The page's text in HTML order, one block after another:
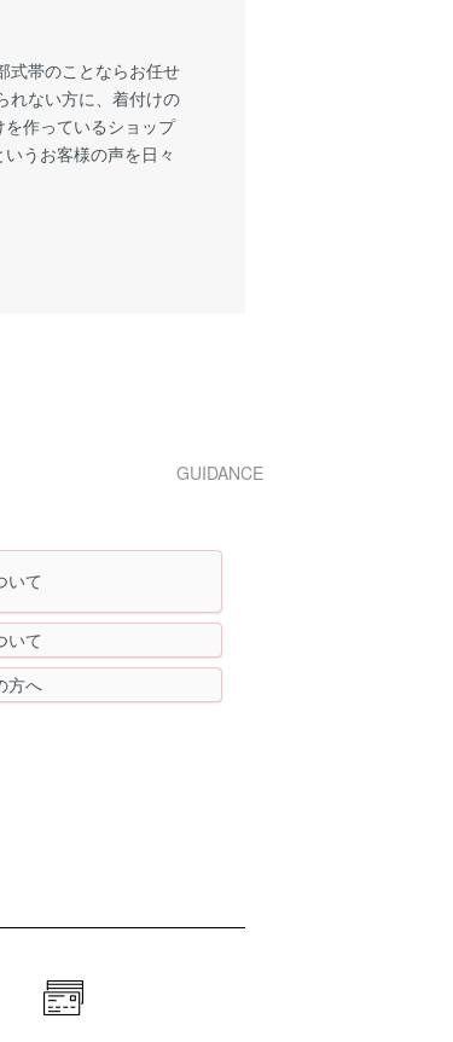
式帯のことならお任せ
れない方に、着付けの
作っているショップ
うお客様の声を日々
GUIDANCE
いて
いて
方へ